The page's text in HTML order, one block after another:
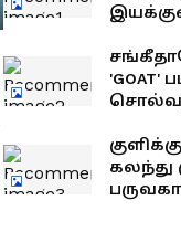
'GOAT'
கலந்து